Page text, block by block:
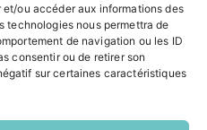
ou accéder aux informations des
technologies nous permettra de
de navigation ou les ID
consentir ou de retirer son
sur certaines caractéristiques